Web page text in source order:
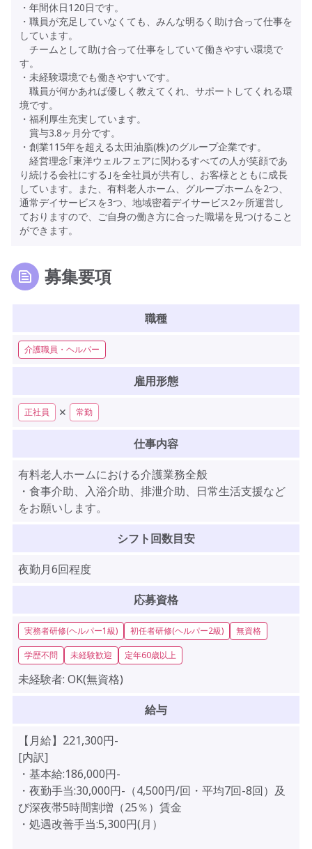
・年間休日120日です。
・職員が充足していなくても、みんな明るく助け合って仕事を
しています。
チームとして助け合って仕事をしていて働きやすい環境で
す。
・未経験環境でも働きやすいです。
職員が何かあれば優しく教えてくれ、サポートしてくれる環
境です。
・福利厚生充実しています。
賞与3.8ヶ月分です。
・創業115年を超える太田油脂(株)のグループ企業です。
経営理念｢東洋ウェルフェアに関わるすべての人が笑顔であ
り続ける会社にする｣を全社員が共有し、お客様とともに成長
しています。また、有料老人ホーム、グループホームを2つ、
通常デイサービスを3つ、地域密着デイサービス2ヶ所運営し
ておりますので、ご自身の働き方に合った職場を見つけること
ができます。
募集要項
職種
介護職員・ヘルパー
雇用形態
正社員 ✕ 常勤
仕事内容
有料老人ホームにおける介護業務全般
・食事介助、入浴介助、排泄介助、日常生活支援など
をお願いします。
シフト回数目安
夜勤月6回程度
応募資格
実務者研修(ヘルパー1級) 初任者研修(ヘルパー2級) 無資格
学歴不問 未経験歓迎 定年60歳以上
未経験者: OK(無資格)
給与
【月給】221,300円-
[内訳]
・基本給:186,000円-
・夜勤手当:30,000円-（4,500円/回・平均7回-8回）及
び深夜帯5時間割増（25％）賃金
・処遇改善手当:5,300円(月）